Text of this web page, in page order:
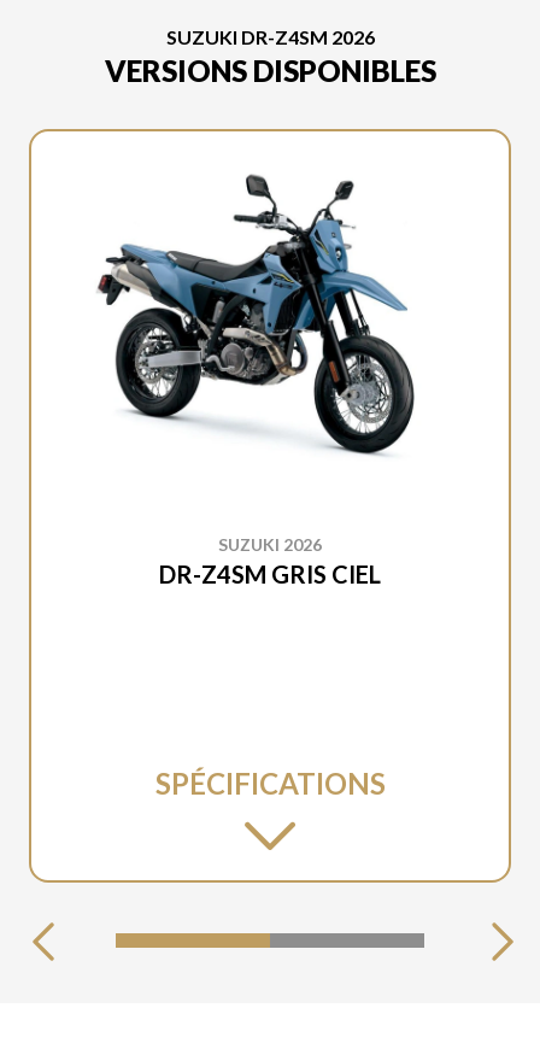
SUZUKI DR-Z4SM 2026
VERSIONS DISPONIBLES
SUZUKI 2026
DR-Z4SM GRIS CIEL
SPÉCIFICATIONS